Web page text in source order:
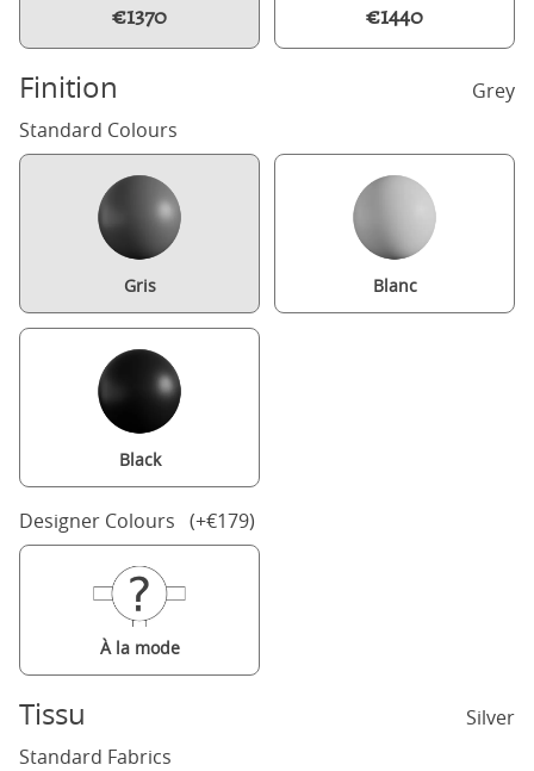
€1370 €1440
Finition
Grey
Standard Colours
Gris Blanc
Black
Designer Colours (+€179)
À la mode
Tissu
Silver
Standard Fabrics